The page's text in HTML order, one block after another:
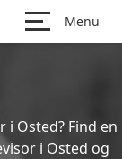
Menu
Osted? Find en
i Osted og